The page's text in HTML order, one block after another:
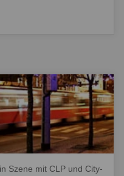
Szene mit CLP und City-